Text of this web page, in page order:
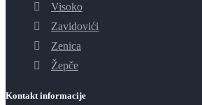
Visoko
Zavidovići
Zenica
Žepče
Kontakt informacije